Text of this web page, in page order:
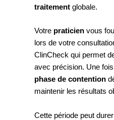
traitementglobale.
Votre praticienvous
lors de votre
ClinCheck qui permet
avec précision. Une
phase de contention
maintenir les résultats
Cette période peut